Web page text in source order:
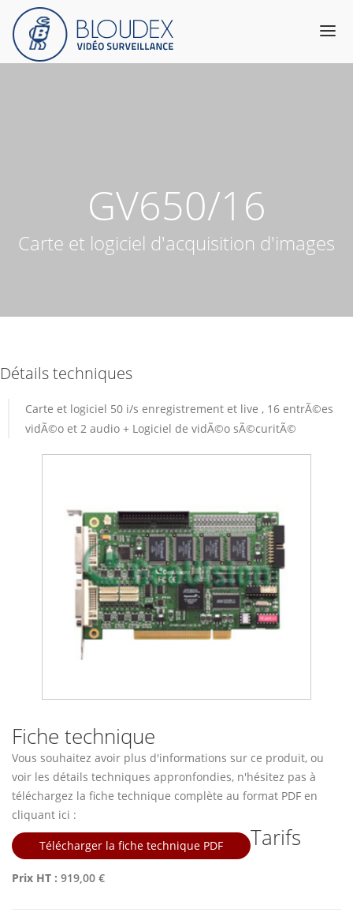
Support
GV650/16
Carte et logiciel d'acquisition d'images
Détails techniques
Carte et logiciel 50 i/s enregistrement et live , 16 entrÃ©es
vidÃ©o et 2 audio + Logiciel de vidÃ©o sÃ©curitÃ©
Fiche technique
Vous souhaitez avoir plus d'informations sur ce produit, ou
voir les détails techniques appronfondies, n'hésitez pas à
téléchargez la fiche technique complète au format PDF en
cliquant ici :
Télécharger la fiche technique PDF Tarifs
Prix HT : 919,00 €